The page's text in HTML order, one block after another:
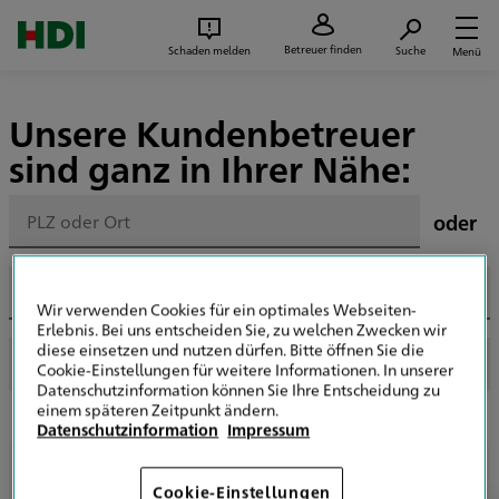
Zum Seiteninhalt springen
Schaden melden Betreuer finden Suche Menü
Unsere Kundenbetreuer
sind ganz in Ihrer Nähe:
oder
Ihre Suche hat keine Treffer ergeben?
Wir verwenden Cookies für ein optimales Webseiten-
Erlebnis. Bei uns entscheiden Sie, zu welchen Zwecken wir
diese einsetzen und nutzen dürfen. Bitte öffnen Sie die
Cookie-Einstellungen für weitere Informationen. In unserer
Datenschutzinformation können Sie Ihre Entscheidung zu
einem späteren Zeitpunkt ändern.
Datenschutzinformation Impressum
Cookie-Einstellungen